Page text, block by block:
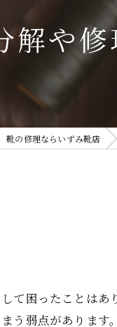
解や
靴の修理ならいずみ靴店
て困ったことは
う弱点があります